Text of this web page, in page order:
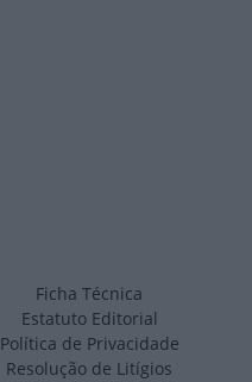
Ficha Técnica
Estatuto Editorial
Política de Privacidade
Resolução de Litígios